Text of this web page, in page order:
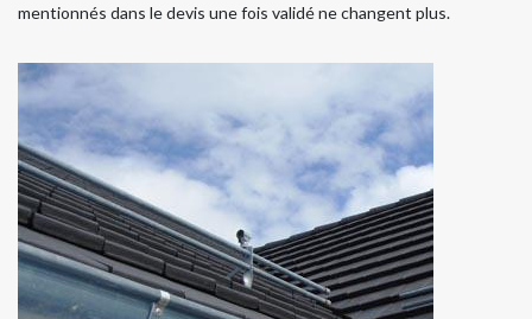
mentionnés dans le devis une fois validé ne changent plus.